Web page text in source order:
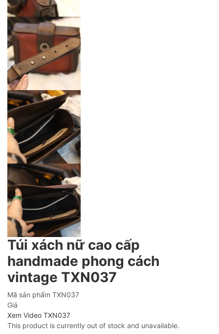
Túi xách nữ cao cấp
handmade phong cách
vintage TXN037
Mã sản phẩm TXN037
Giá
Xem Video TXN037
This product is currently out of stock and unavailable.